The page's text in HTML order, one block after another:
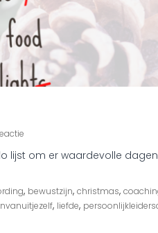
o
F
n
e
lijst om er waardevolle
, bewustzijn, christmas,
, liefde,